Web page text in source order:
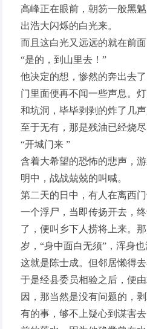
高峰正在眼前，朝笏一般黑
出浩大闪烁的白光来。
而且这白光又远远的就在前面
“是的，到山里去！”
他决定的想，惨然的奔出去
门里面便再不闻一些声息。
和坑洞，毕毕剥剥的炸了几
至于无有，那是残油已经烧尽
“开城门来 ”
含着大希望的恐怖的悲声，
明中，战战兢兢的叫喊。
第二天的日中，有人在离西
一个浮尸，当即传扬开去，
了，便叫乡下人捞将上来。
岁，“身中面白无须”，浑身
这就是陈士成。但邻居懒得
于是经县委员相验之后，便
因，那当然是没有问题的，
有的事，够不上疑心到谋害